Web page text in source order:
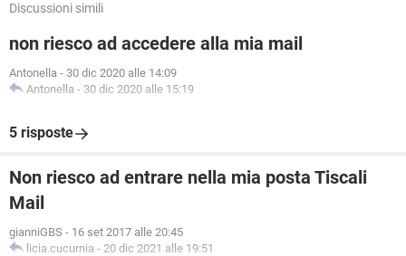
Discussioni simili
non riesco ad accedere alla mia mail
Antonella - 30 dic 2020 alle 14:09
Antonella - 30 dic 2020 alle 15:19
5 risposte
Non riesco ad entrare nella mia posta Tiscali
Mail
gianniGBS - 16 set 2017 alle 20:45
licia.cucurnia - 20 dic 2021 alle 19:51